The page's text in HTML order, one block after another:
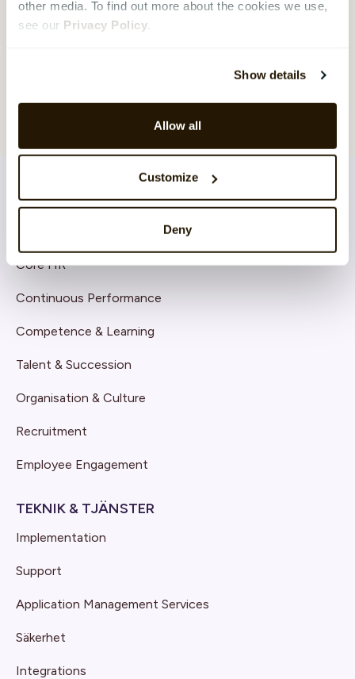
other media. To find out more about the cookies we use,
see our Privacy Policy.
Show details
Allow all
Customize
Deny
Core HR
Continuous Performance
Competence & Learning
Talent & Succession
Organisation & Culture
Recruitment
Employee Engagement
TEKNIK & TJÄNSTER
Implementation
Support
Application Management Services
Säkerhet
Integrations